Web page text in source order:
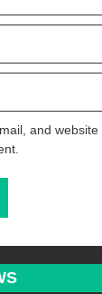
and